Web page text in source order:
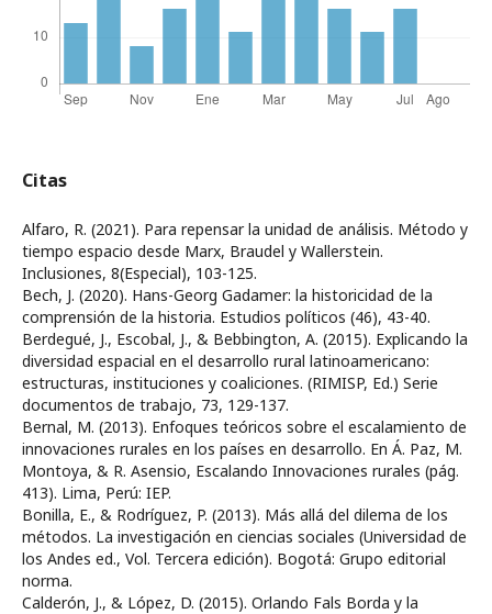
Citas
Alfaro, R. (2021). Para repensar la unidad de análisis. Método y
tiempo espacio desde Marx, Braudel y Wallerstein.
Inclusiones, 8(Especial), 103-125.
Bech, J. (2020). Hans-Georg Gadamer: la historicidad de la
comprensión de la historia. Estudios políticos (46), 43-40.
Berdegué, J., Escobal, J., & Bebbington, A. (2015). Explicando la
diversidad espacial en el desarrollo rural latinoamericano:
estructuras, instituciones y coaliciones. (RIMISP, Ed.) Serie
documentos de trabajo, 73, 129-137.
Bernal, M. (2013). Enfoques teóricos sobre el escalamiento de
innovaciones rurales en los países en desarrollo. En Á. Paz, M.
Montoya, & R. Asensio, Escalando Innovaciones rurales (pág.
413). Lima, Perú: IEP.
Bonilla, E., & Rodríguez, P. (2013). Más allá del dilema de los
métodos. La investigación en ciencias sociales (Universidad de
los Andes ed., Vol. Tercera edición). Bogotá: Grupo editorial
norma.
Calderón, J., & López, D. (2015). Orlando Fals Borda y la